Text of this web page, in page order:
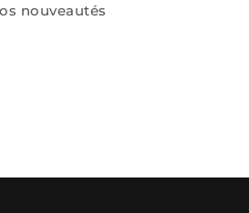
nouveautés